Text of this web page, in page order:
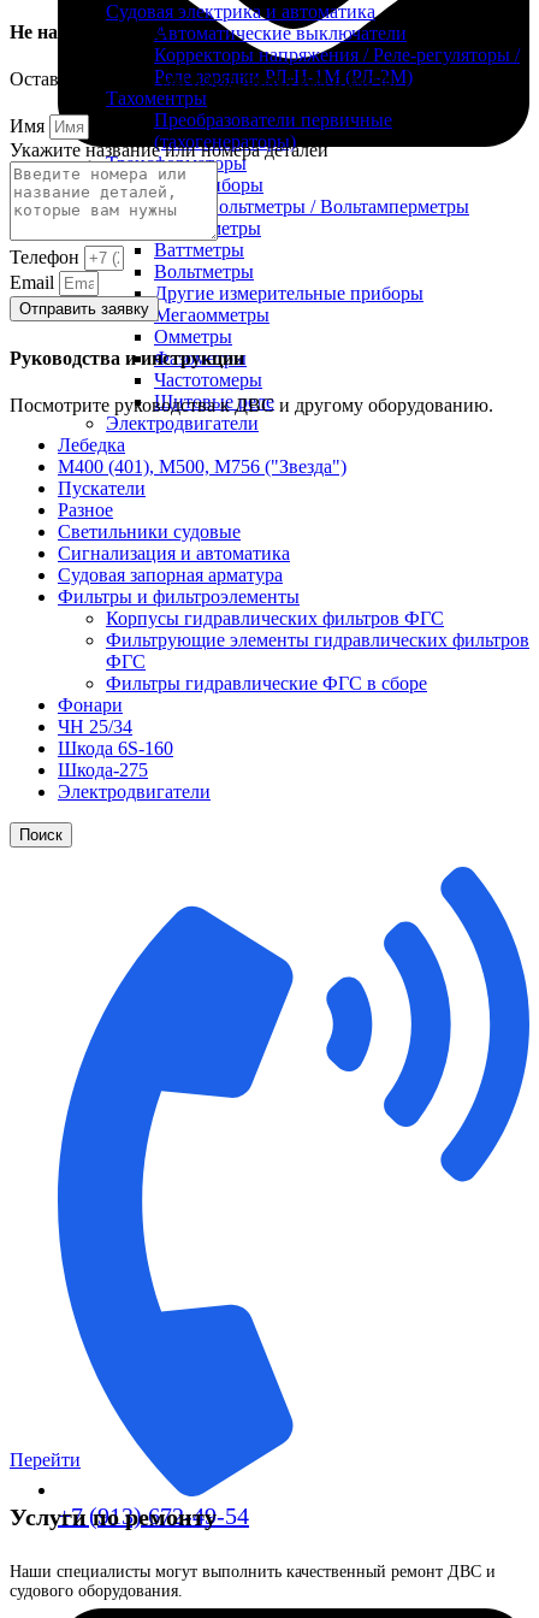
FTS-omsk@mail.ru
Судовая электрика и автоматика
Автоматические выключатели
Корректоры напряжения / Реле-регуляторы /
Реле зарядки РЛ-Н-1М (РЛ-2М)
Тахоментры
Преобразователи первичные
(тахогенераторы)
Трансформаторы
Щитовые приборы
Ампервольтметры / Вольтамперметры
Амперметры
Ваттметры
Вольтметры
Другие измерительные приборы
Мегаомметры
Омметры
Фазометры
Частотомеры
Щитовые реле
Электродвигатели
Лебедка
М400 (401), М500, М756 ("Звезда")
Пускатели
Разное
Светильники судовые
Сигнализация и автоматика
Судовая запорная арматура
Фильтры и фильтроэлементы
Корпусы гидравлических фильтров ФГС
Фильтрующие элементы гидравлических фильтров
ФГС
Фильтры гидравлические ФГС в сборе
Фонари
ЧН 25/34
Шкода 6S-160
Шкода-275
Электродвигатели
Поиск
+7 (913) 672-49-54
Не нашли деталь?
Оставьте заявку и мы постараемся вам помочь.
Имя
Укажите название или номера деталей
Телефон
Email
Отправить заявку
Руководства и инструкции
Посмотрите руководства к ДВС и другому оборудованию.
Перейти
Услуги по ремонту
Наши специалисты могут выполнить качественный ремонт ДВС и
судового оборудования.